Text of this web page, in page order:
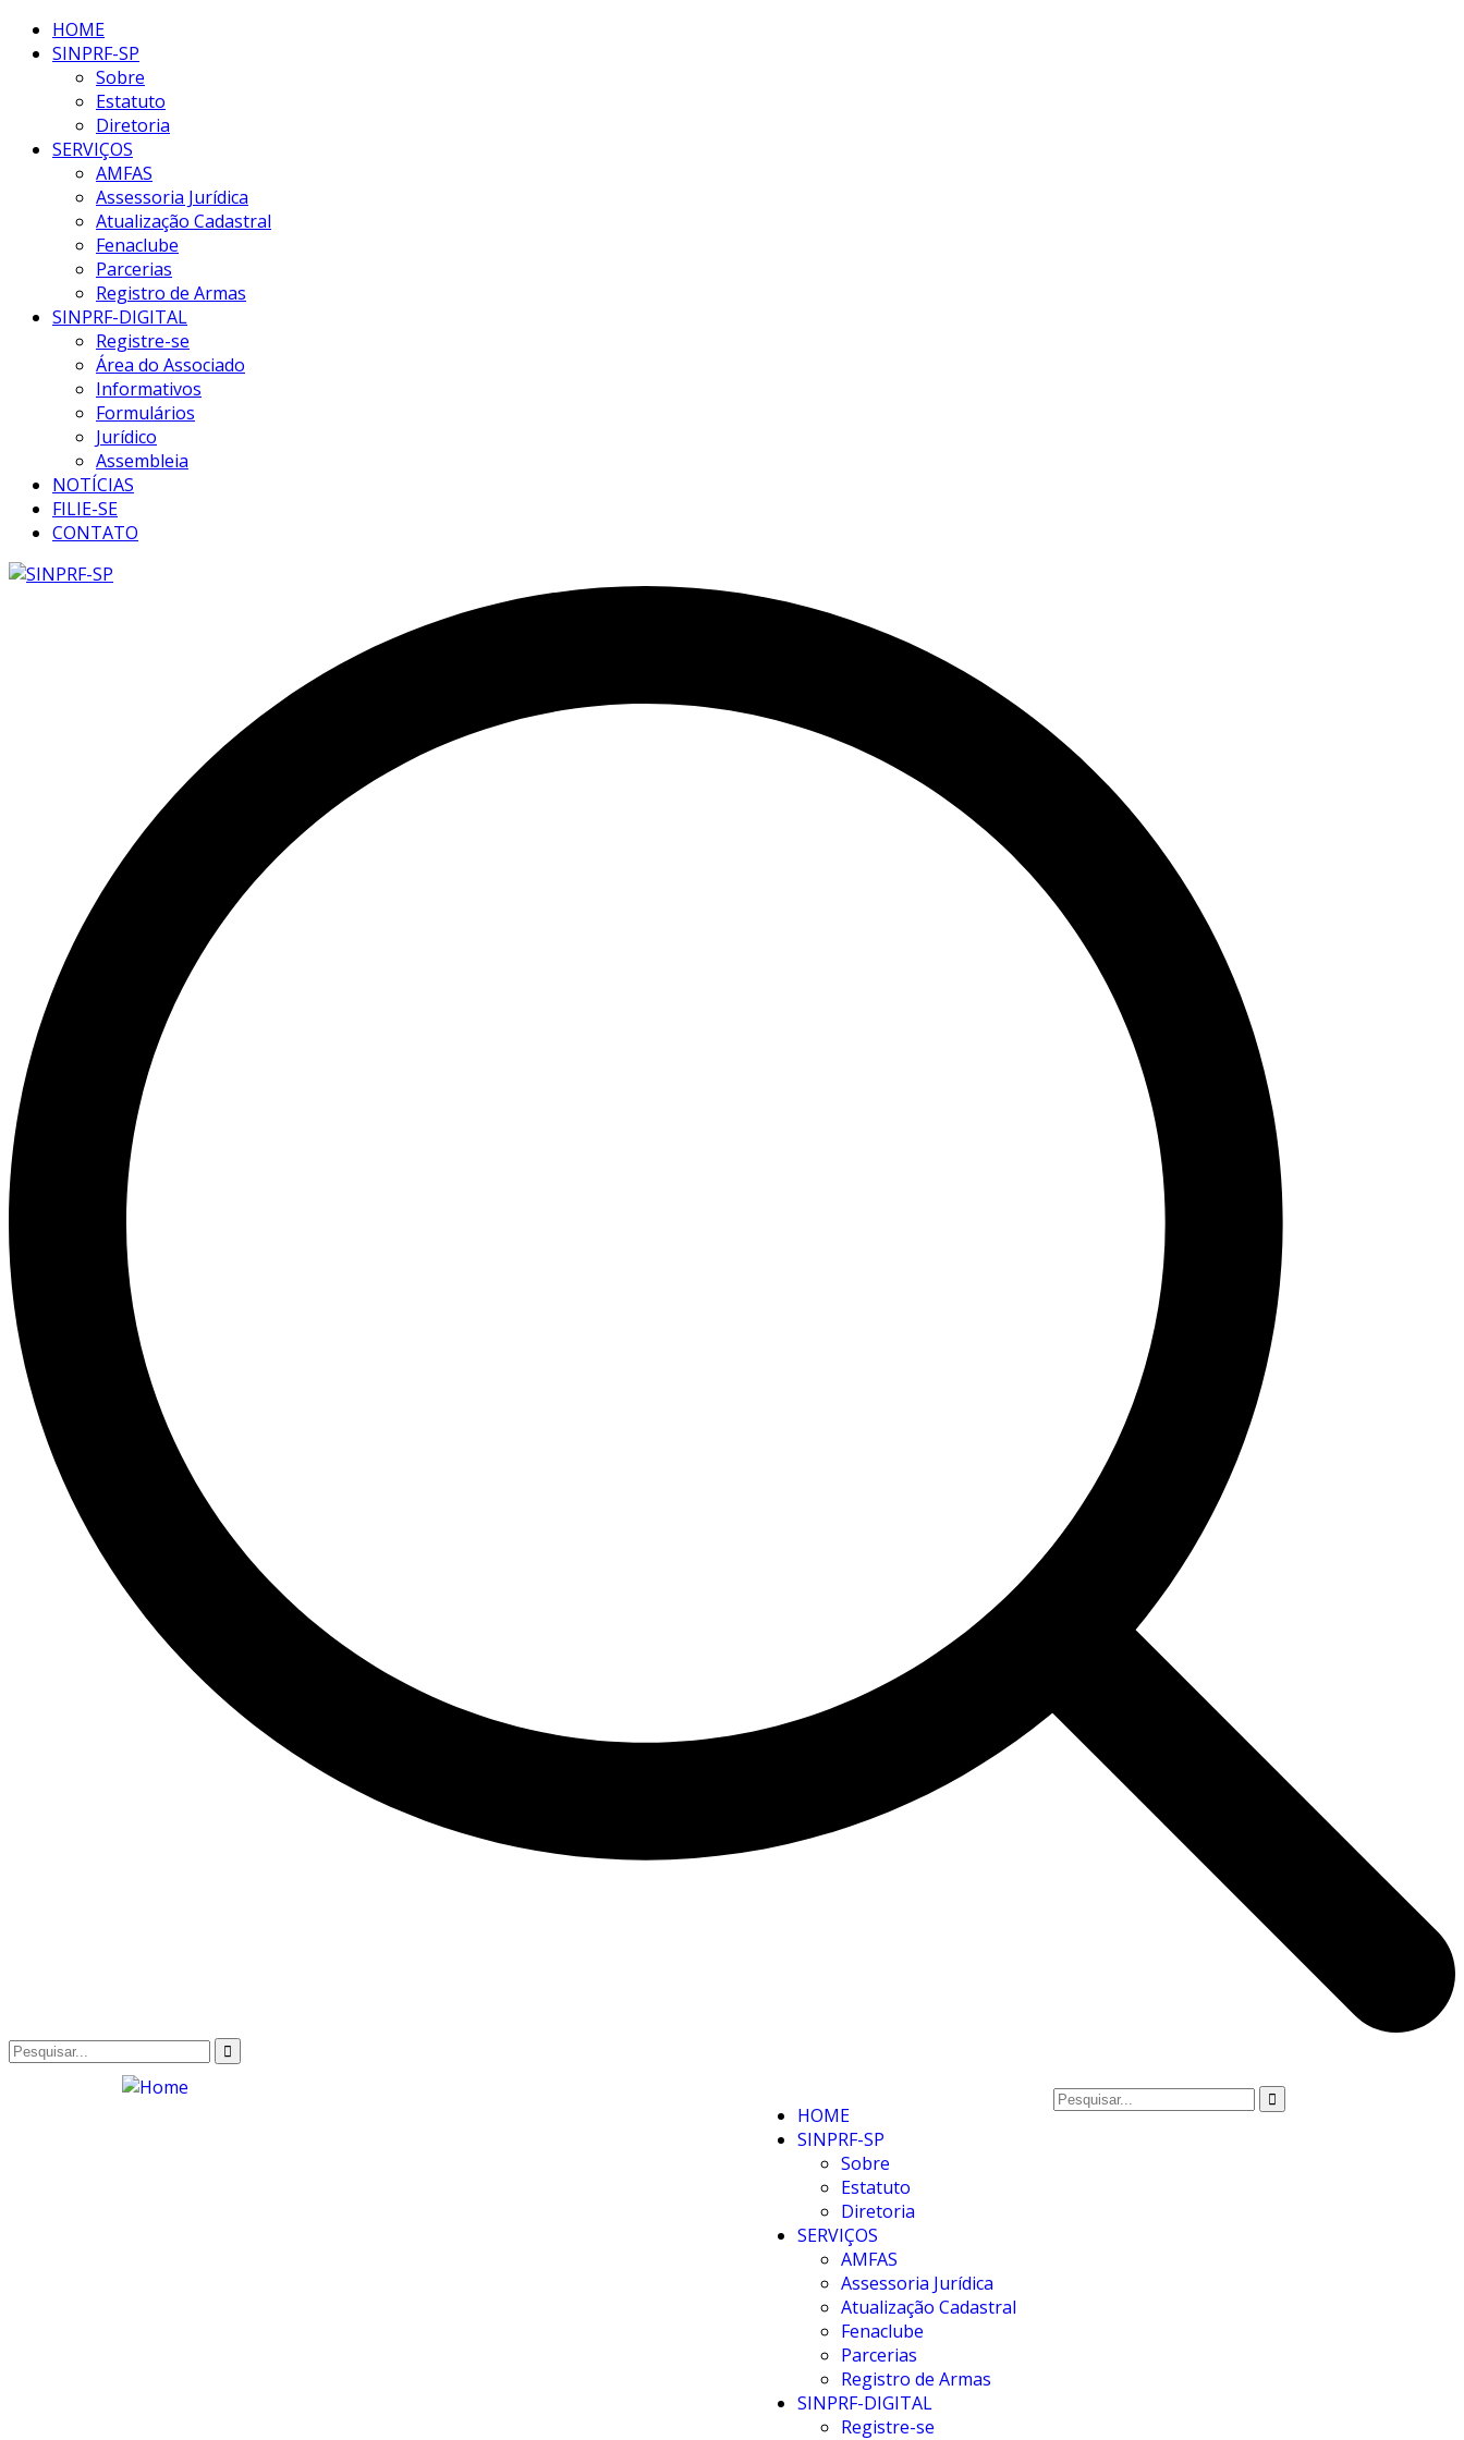
HOME
SINPRF-SP
Sobre
Estatuto
Diretoria
SERVIÇOS
AMFAS
Assessoria Jurídica
Atualização Cadastral
Fenaclube
Parcerias
Registro de Armas
SINPRF-DIGITAL
Registre-se
Área do Associado
Informativos
Formulários
Jurídico
Assembleia
NOTÍCIAS
FILIE-SE
CONTATO
HOME
SINPRF-SP
Sobre
Estatuto
Diretoria
SERVIÇOS
AMFAS
Assessoria Jurídica
Atualização Cadastral
Fenaclube
Parcerias
Registro de Armas
SINPRF-DIGITAL
Registre-se